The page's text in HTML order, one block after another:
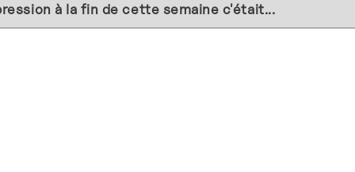
à la fin de cette semaine c'était...